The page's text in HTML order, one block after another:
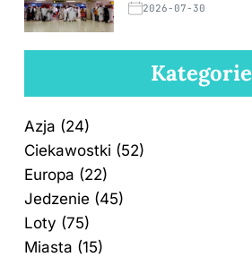
2026-07-30
Kategorie
Azja (24)
Ciekawostki (52)
Europa (22)
Jedzenie (45)
Loty (75)
Miasta (15)